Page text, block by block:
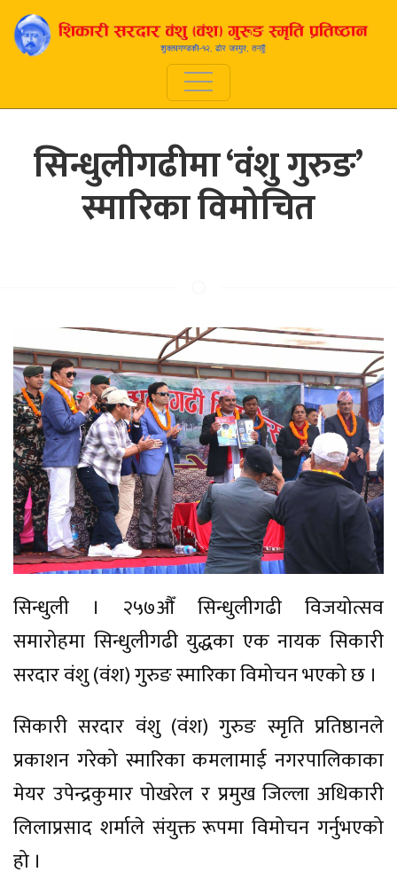
सिन्धुलीगढीमा ‘वंशु गुरुङ’
स्मारिका विमोचित
सिन्धुली । २५७औँ सिन्धुलीगढी विजयोत्सव
समारोहमा सिन्धुलीगढी युद्धका एक नायक सिकारी
सरदार वंशु (वंश) गुरुङ स्मारिका विमोचन भएको छ ।
सिकारी सरदार वंशु (वंश) गुरुङ स्मृति प्रतिष्ठानले
प्रकाशन गरेको स्मारिका कमलामाई नगरपालिकाका
मेयर उपेन्द्रकुमार पोखरेल र प्रमुख जिल्ला अधिकारी
लिलाप्रसाद शर्माले संयुक्त रूपमा विमोचन गर्नुभएको
हो ।